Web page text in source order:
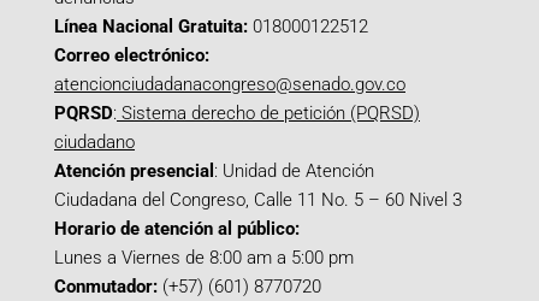
Línea Nacional Gratuita: 018000122512
Correo electrónico:
atencionciudadanacongreso@senado.gov.co
PQRSD: Sistema derecho de petición (PQRSD)
ciudadano
Atención presencial : Unidad de Atención
Ciudadana del Congreso, Calle 11 No. 5 – 60 Nivel 3
Horario de atención al público:
Lunes a Viernes de 8:00 am a 5:00 pm
Conmutador: (+57) (601) 8770720